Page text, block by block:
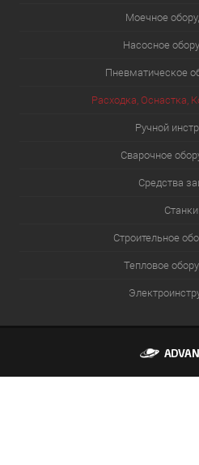
Моечное
Насосное
Пневматическое
Расходка, Оснастка,
Ручной
Сварочное
Средства
Станки
Строительное
Тепловое